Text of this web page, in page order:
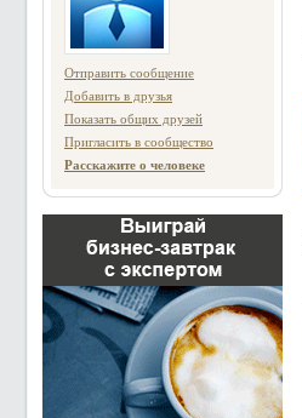
Отправить сообщение
Добавить в друзья
Показать общих друзей
Пригласить в сообщество
Расскажите о человеке